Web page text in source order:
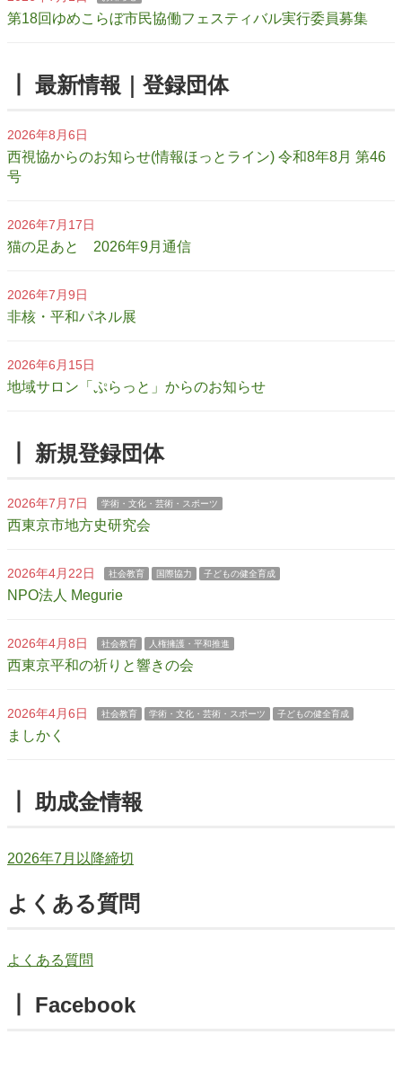
第18回ゆめこらぼ市民協働フェスティバル実行委員募集
┃ 最新情報｜登録団体
2026年8月6日
西視協からのお知らせ(情報ほっとライン) 令和8年8月 第46
号
2026年7月17日
猫の足あと 2026年9月通信
2026年7月9日
非核・平和パネル展
2026年6月15日
地域サロン「ぷらっと」からのお知らせ
┃ 新規登録団体
2026年7月7日 学術・文化・芸術・スポーツ
西東京市地方史研究会
2026年4月22日 社会教育 国際協力 子どもの健全育成
NPO法人 Megurie
2026年4月8日 社会教育 人権擁護・平和推進
西東京平和の祈りと響きの会
2026年4月6日 社会教育 学術・文化・芸術・スポーツ 子どもの健全育成
ましかく
┃ 助成金情報
2026年7月以降締切
よくある質問
よくある質問
┃ Facebook